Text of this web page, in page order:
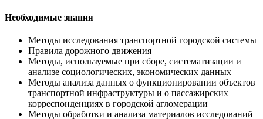
Необходимые знания
Методы исследования транспортной городской системы
Правила дорожного движения
Методы, используемые при сборе, систематизации и
анализе социологических, экономических данных
Методы анализа данных о функционировании объектов
транспортной инфраструктуры и о пассажирских
корреспонденциях в городской агломерации
Методы обработки и анализа материалов исследований